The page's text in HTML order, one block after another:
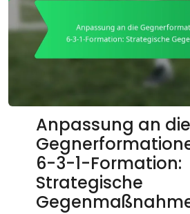
Anpassung an die
6-3-1-Formation:
Strategische